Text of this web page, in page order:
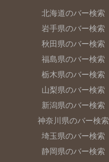
北海道のバー検索
岩手県のバー検索
秋田県のバー検索
福島県のバー検索
栃木県のバー検索
山梨県のバー検索
新潟県のバー検索
神奈川県のバー検索
埼玉県のバー検索
静岡県のバー検索